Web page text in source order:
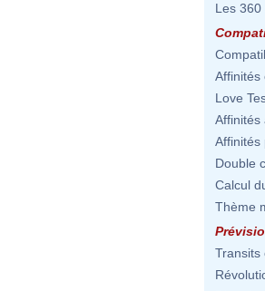
Les
Affinités
Love
Affinités
Affinités
Double
Calcul
Thème
Transits